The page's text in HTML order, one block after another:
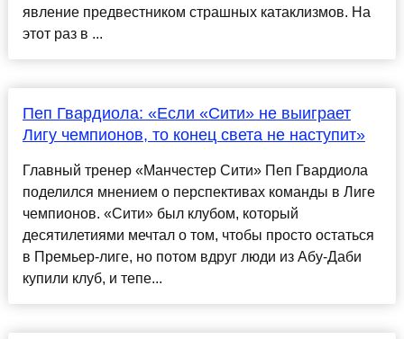
явление предвестником страшных катаклизмов. На
этот раз в ...
Пеп Гвардиола: «Если «Сити» не выиграет
Лигу чемпионов, то конец света не наступит»
Главный тренер «Манчестер Сити» Пеп Гвардиола
поделился мнением о перспективах команды в Лиге
чемпионов. «Сити» был клубом, который
десятилетиями мечтал о том, чтобы просто остаться
в Премьер-лиге, но потом вдруг люди из Абу-Даби
купили клуб, и тепе...